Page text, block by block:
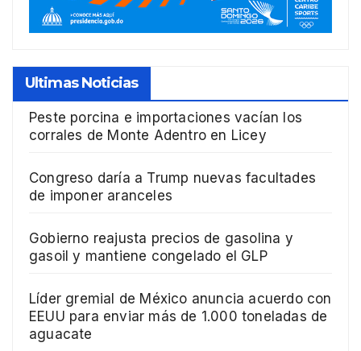
Ultimas Noticias
Peste porcina e importaciones vacían los
corrales de Monte Adentro en Licey
Congreso daría a Trump nuevas facultades
de imponer aranceles
Gobierno reajusta precios de gasolina y
gasoil y mantiene congelado el GLP
Líder gremial de México anuncia acuerdo con
EEUU para enviar más de 1.000 toneladas de
aguacate